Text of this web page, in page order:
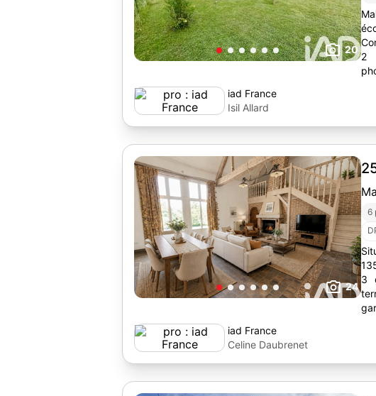
20
2
iad France
Isil Allard
24
6
3
iad France
Celine Daubrenet